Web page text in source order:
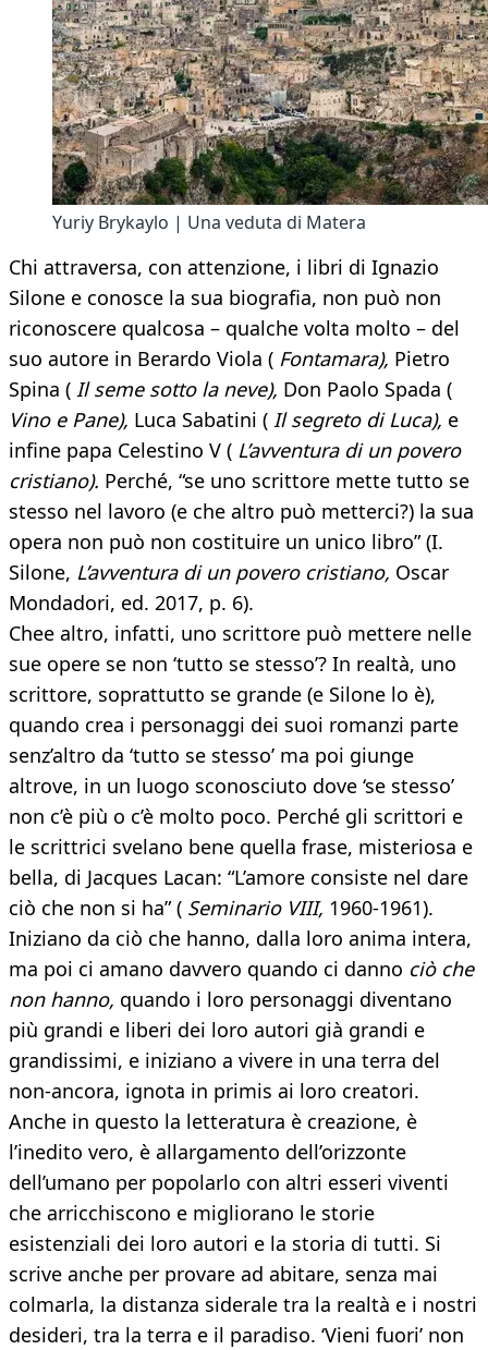
Yuriy Brykaylo | Una veduta di Matera
Chi attraversa, con attenzione, i libri di Ignazio
Silone e conosce la sua biografia, non può non
riconoscere qualcosa – qualche volta molto – del
suo autore in Berardo Viola ( Fontamara), Pietro
Spina ( Il seme sotto la neve), Don Paolo Spada (
Vino e Pane), Luca Sabatini ( Il segreto di Luca), e
infine papa Celestino V ( L’avventura di un povero
cristiano). Perché, “se uno scrittore mette tutto se
stesso nel lavoro (e che altro può metterci?) la sua
opera non può non costituire un unico libro” (I.
Silone, L’avventura di un povero cristiano, Oscar
Mondadori, ed. 2017, p. 6).
Chee altro, infatti, uno scrittore può mettere nelle
sue opere se non ‘tutto se stesso’? In realtà, uno
scrittore, soprattutto se grande (e Silone lo è),
quando crea i personaggi dei suoi romanzi parte
senz’altro da ‘tutto se stesso’ ma poi giunge
altrove, in un luogo sconosciuto dove ‘se stesso’
non c’è più o c’è molto poco. Perché gli scrittori e
le scrittrici svelano bene quella frase, misteriosa e
bella, di Jacques Lacan: “L’amore consiste nel dare
ciò che non si ha” ( Seminario VIII, 1960-1961).
Iniziano da ciò che hanno, dalla loro anima intera,
ma poi ci amano davvero quando ci danno ciò che
non hanno, quando i loro personaggi diventano
più grandi e liberi dei loro autori già grandi e
grandissimi, e iniziano a vivere in una terra del
non-ancora, ignota in primis ai loro creatori.
Anche in questo la letteratura è creazione, è
l’inedito vero, è allargamento dell’orizzonte
dell’umano per popolarlo con altri esseri viventi
che arricchiscono e migliorano le storie
esistenziali dei loro autori e la storia di tutti. Si
scrive anche per provare ad abitare, senza mai
colmarla, la distanza siderale tra la realtà e i nostri
desideri, tra la terra e il paradiso. ‘Vieni fuori’ non